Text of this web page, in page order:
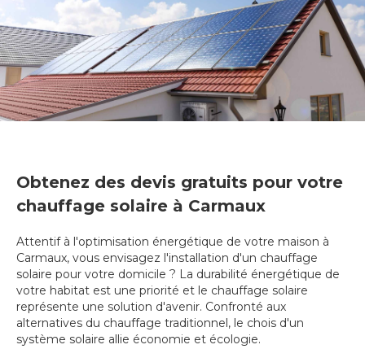
Obtenez des devis gratuits pour votre
chauffage solaire à Carmaux
Attentif à l'optimisation énergétique de votre maison à
Carmaux, vous envisagez l'installation d'un chauffage
solaire pour votre domicile ? La durabilité énergétique de
votre habitat est une priorité et le chauffage solaire
représente une solution d'avenir. Confronté aux
alternatives du chauffage traditionnel, le chois d'un
système solaire allie économie et écologie.